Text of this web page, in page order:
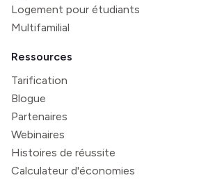
Logement pour étudiants
Multifamilial
Ressources
Tarification
Blogue
Partenaires
Webinaires
Histoires de réussite
Calculateur d'économies